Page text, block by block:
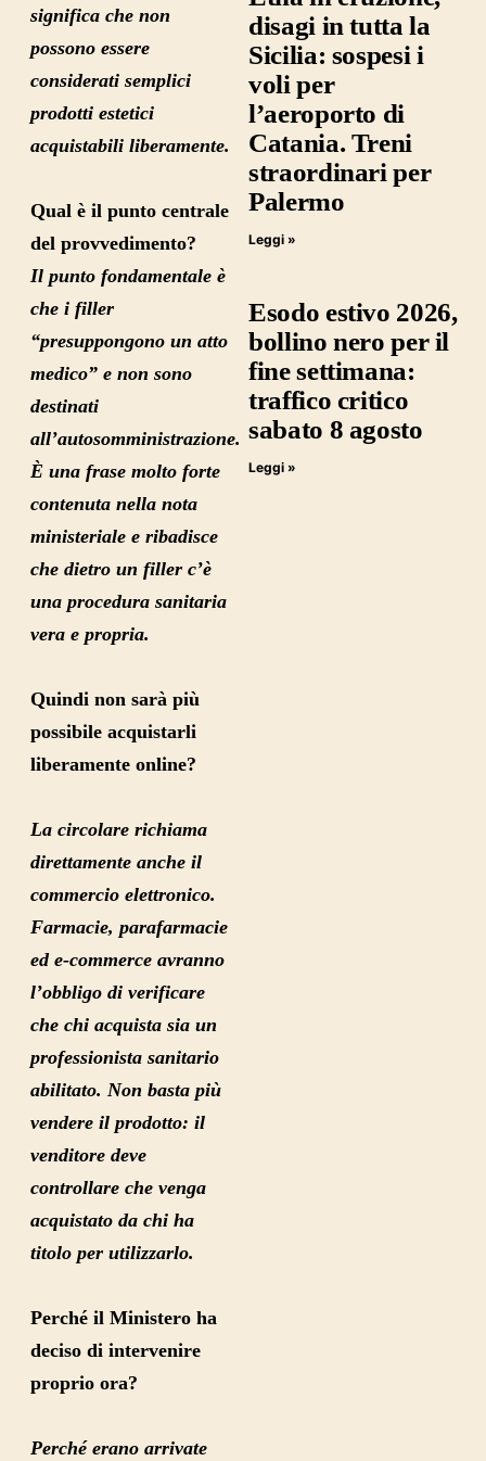
significa che non
possono essere
considerati semplici
prodotti estetici
acquistabili liberamente.
Qual è il punto centrale
del provvedimento?
Il punto fondamentale è
che i filler
“presuppongono un atto
medico” e non sono
destinati
all’autosomministrazione.
È una frase molto forte
contenuta nella nota
ministeriale e ribadisce
che dietro un filler c’è
una procedura sanitaria
vera e propria.
Quindi non sarà più
possibile acquistarli
liberamente online?
La circolare richiama
direttamente anche il
commercio elettronico.
Farmacie, parafarmacie
ed e-commerce avranno
l’obbligo di verificare
che chi acquista sia un
professionista sanitario
abilitato. Non basta più
vendere il prodotto: il
venditore deve
controllare che venga
acquistato da chi ha
titolo per utilizzarlo.
Perché il Ministero ha
deciso di intervenire
proprio ora?
Perché erano arrivate
disagi in tutta la
Sicilia: sospesi i
voli per
l’aeroporto di
Catania. Treni
straordinari per
Palermo
Leggi »
Esodo estivo 2026,
bollino nero per il
fine settimana:
traffico critico
sabato 8 agosto
Leggi »